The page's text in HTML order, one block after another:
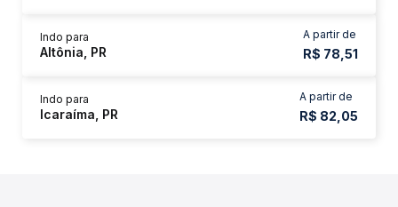
A partir de
R$ 78,51
Indo para
Altônia, PR
A partir de
R$ 82,05
Indo para
Icaraíma, PR